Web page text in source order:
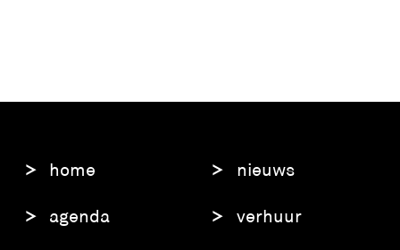
home
agenda
nieuws
verhuur